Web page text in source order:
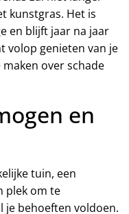
kunstgras. Het is
en blijft jaar na jaar
volop genieten van je
over schade
en
tuin, een
plek om te
je behoeften voldoen.